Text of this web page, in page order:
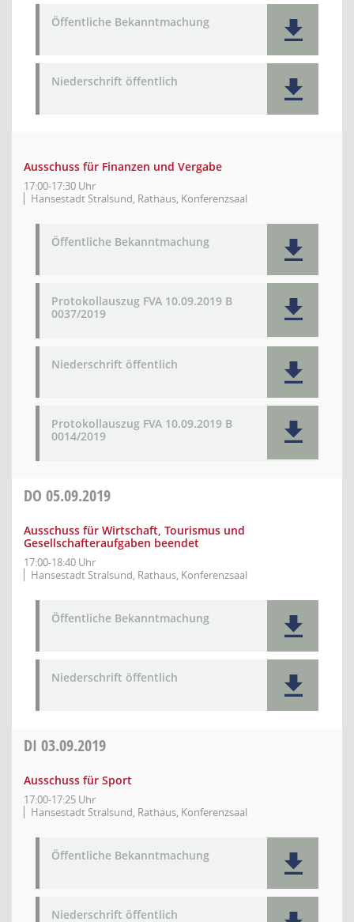
Öffentliche Bekanntmachung
Niederschrift öffentlich
Ausschuss für Finanzen und Vergabe
17:00-17:30 Uhr
Hansestadt Stralsund, Rathaus, Konferenzsaal
Öffentliche Bekanntmachung
Protokollauszug FVA 10.09.2019 B
0037/2019
Niederschrift öffentlich
Protokollauszug FVA 10.09.2019 B
0014/2019
DO 05.09.2019
Ausschuss für Wirtschaft, Tourismus und
Gesellschafteraufgaben beendet
17:00-18:40 Uhr
Hansestadt Stralsund, Rathaus, Konferenzsaal
Öffentliche Bekanntmachung
Niederschrift öffentlich
DI 03.09.2019
Ausschuss für Sport
17:00-17:25 Uhr
Hansestadt Stralsund, Rathaus, Konferenzsaal
Öffentliche Bekanntmachung
Niederschrift öffentlich